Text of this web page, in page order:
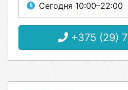
Сегодня 10:00–22:00
+375 (29)